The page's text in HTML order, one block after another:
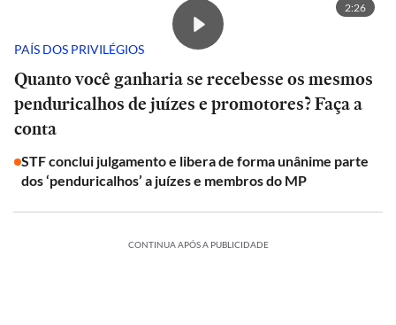
2:26
PAÍS DOS PRIVILÉGIOS
Quanto você ganharia se recebesse os mesmos
penduricalhos de juízes e promotores? Faça a
conta
STF conclui julgamento e libera de forma unânime parte
dos ‘penduricalhos’ a juízes e membros do MP
CONTINUA APÓS A PUBLICIDADE